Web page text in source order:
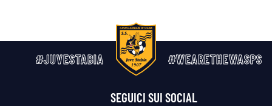
#JUVESTABIA #WEARETHEWASPS
SEGUICI SUI SOCIAL